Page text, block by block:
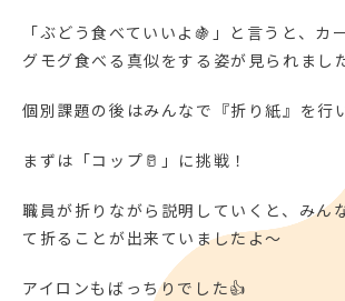
「ぶどう食べていいよ🍇」と言うと、カ
グモグ食べる真似をする姿が見られまし
個別課題の後はみんなで『折り紙』を行
まずは「コップ🥛」に挑戦！
職員が折りながら説明していくと、みん
て折ることが出来ていましたよ～
アイロンもばっちりでした👍